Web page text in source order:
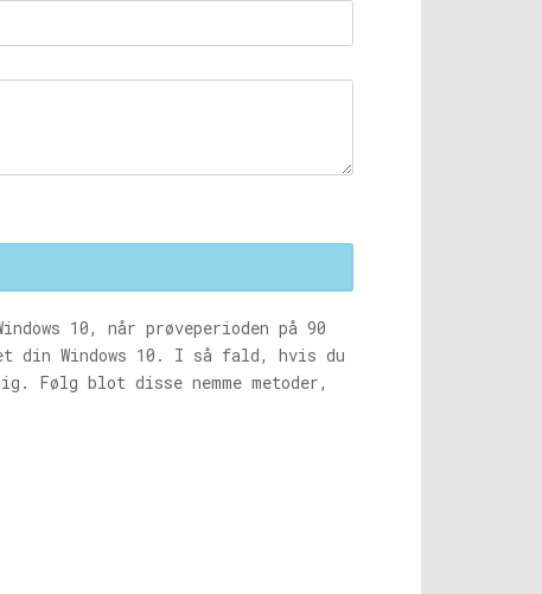
10, når prøveperioden på 90
din Windows 10. I så fald, hvis du
Følg blot disse nemme metoder,